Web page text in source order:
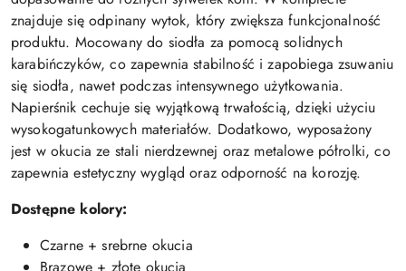
znajduje się odpinany wytok, który zwiększa funkcjonalność
produktu. Mocowany do siodła za pomocą solidnych
karabińczyków, co zapewnia stabilność i zapobiega zsuwaniu
się siodła, nawet podczas intensywnego użytkowania.
Napierśnik cechuje się wyjątkową trwałością, dzięki użyciu
wysokogatunkowych materiałów. Dodatkowo, wyposażony
jest w okucia ze stali nierdzewnej oraz metalowe półrolki, co
zapewnia estetyczny wygląd oraz odporność na korozję.
Dostępne kolory:
Czarne + srebrne okucia
Brązowe + złote okucia